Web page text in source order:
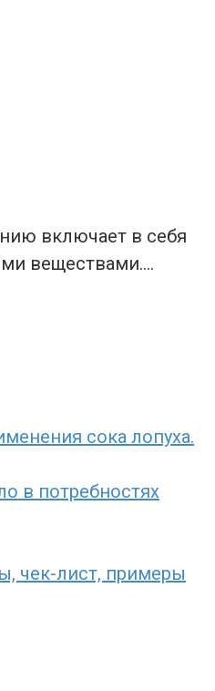
включает в себя
веществами….
сока лопуха.
в потребностях
чек-лист, примеры